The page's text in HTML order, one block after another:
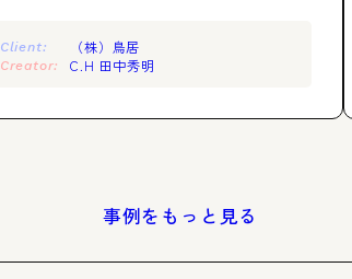
Client: （株）鳥居
Creator: C.H 田中秀明
事例をもっと見る